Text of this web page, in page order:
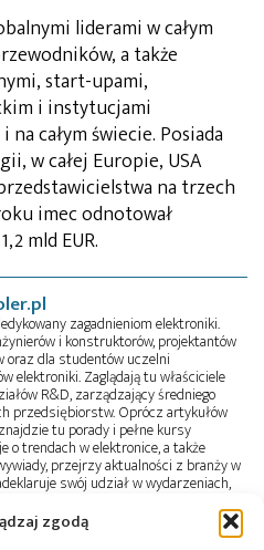
zgodą
liderami w całym
a także
start-upami,
i instytucjami
całym świecie. Posiada
w całej Europie, USA
na trzech
imec odnotował
mld EUR.
zagadnieniom elektroniki.
i konstruktorów, projektantów
oraz dla studentów uczelni
elektroniki. Zaglądają tu właściciele
R&D, zarządzający średniego
przedsiębiorstw. Oprócz artykułów
tu porady i pełne kursy
o trendach w elektronice, a także
przejrzy aktualności z branży w
swój udział w wydarzeniach,
Mikrokontroler.pl pełni również rolę
targowych, konkursów, hackathonów
do współpracy!